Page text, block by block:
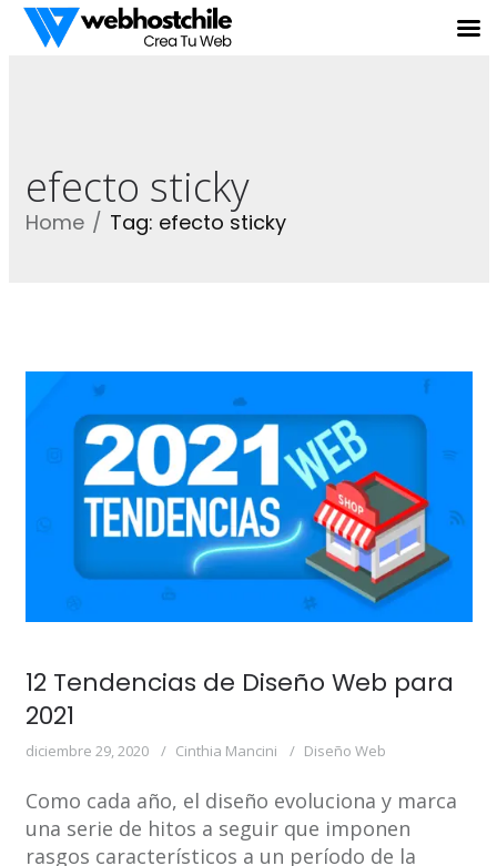
efecto sticky
Home Tag: efecto sticky
12 Tendencias de Diseño Web para
2021
diciembre 29, 2020 Cinthia Mancini Diseño Web
Como cada año, el diseño evoluciona y marca
una serie de hitos a seguir que imponen
rasgos característicos a un período de la